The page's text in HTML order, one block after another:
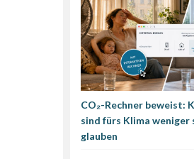
CO₂-Rechner beweist:
sind fürs Klima weniger
glauben